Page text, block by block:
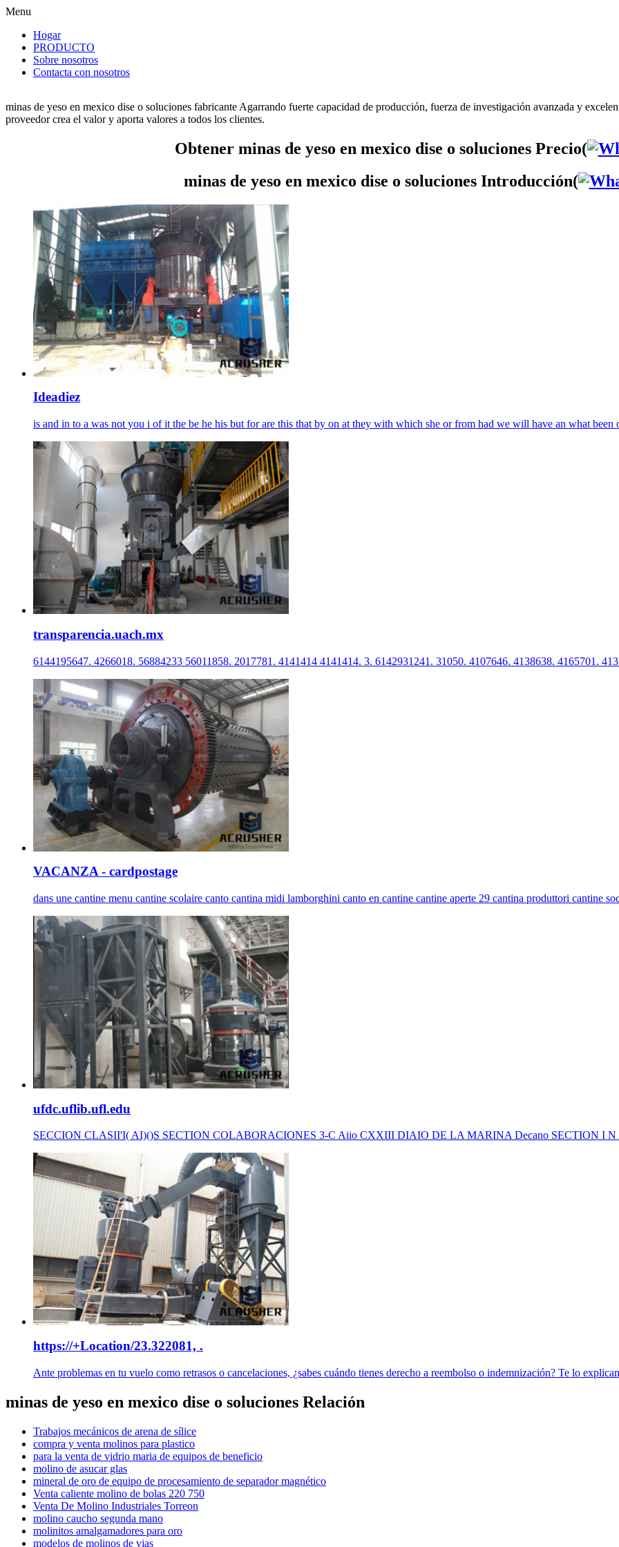
Menu
Hogar
PRODUCTO
Sobre nosotros
Contacta con nosotros
minas de yeso en mexico dise o soluciones fabricante Agarrando fuerte capacidad de producción, fuerza de investigación avanzada y
proveedor crea el valor y aporta valores a todos los clientes.
Obtener minas de yeso en mexico dise o soluciones Precio(
minas de yeso en mexico dise o soluciones Introducción(
Ideadiez
is and in to a was not you i of it the be he his but for are this that by on at they with which she or from had we will have an what been
transparencia.uach.mx
6144195647. 4266018. 56884233 56011858. 2017781. 4141414 4141414. 3. 6142931241. 31050. 4107646. 4138638. 4165701.
VACANZA - cardpostage
dans une cantine menu cantine scolaire canto cantina midi lamborghini canto en cantine cantine aperte 29 cantina produttori cantine
ufdc.uflib.ufl.edu
SECCION CLASII'I( AI)()S SECTION COLABORACIONES 3-C Aiio CXXIII DIAIO DE LA MARINA Decano SECTION I N
https://+Location/23.322081, .
Ante problemas en tu vuelo como retrasos o cancelaciones, ¿sabes cuándo tienes derecho a reembolso o indemnización? Te lo
minas de yeso en mexico dise o soluciones Relación
Trabajos mecánicos de arena de sílice
compra y venta molinos para plastico
para la venta de vidrio maria de equipos de beneficio
molino de asucar glas
mineral de oro de equipo de procesamiento de separador magnético
Venta caliente molino de bolas 220 750
Venta De Molino Industriales Torreon
molino caucho segunda mano
molinitos amalgamadores para oro
modelos de molinos de vias